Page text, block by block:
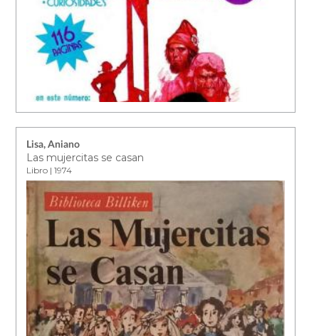
Lisa, Aniano
Las mujercitas se casan
Libro | 1974